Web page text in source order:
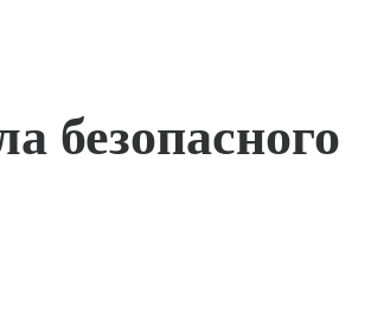
безопасного